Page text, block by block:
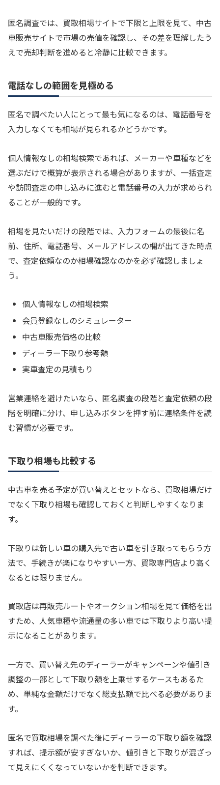
匿名調査では、買取相場サイトで下限と上限を見て、中古
車販売サイトで市場の売値を確認し、その差を理解したう
えで売却判断を進めると冷静に比較できます。
電話なしの範囲を見極める
匿名で調べたい人にとって最も気になるのは、電話番号を
入力しなくても相場が見られるかどうかです。
個人情報なしの相場検索であれば、メーカーや車種などを
選ぶだけで概算が表示される場合がありますが、一括査定
や訪問査定の申し込みに進むと電話番号の入力が求められ
ることが一般的です。
相場を見たいだけの段階では、入力フォームの最後に名
前、住所、電話番号、メールアドレスの欄が出てきた時点
で、査定依頼なのか相場確認なのかを必ず確認しましょ
う。
個人情報なしの相場検索
会員登録なしのシミュレーター
中古車販売価格の比較
ディーラー下取り参考額
実車査定の見積もり
営業連絡を避けたいなら、匿名調査の段階と査定依頼の段
階を明確に分け、申し込みボタンを押す前に連絡条件を読
む習慣が必要です。
下取り相場も比較する
中古車を売る予定が買い替えとセットなら、買取相場だけ
でなく下取り相場も確認しておくと判断しやすくなりま
す。
下取りは新しい車の購入先で古い車を引き取ってもらう方
法で、手続きが楽になりやすい一方、買取専門店より高く
なるとは限りません。
買取店は再販売ルートやオークション相場を見て価格を出
すため、人気車種や流通量の多い車では下取りより高い提
示になることがあります。
一方で、買い替え先のディーラーがキャンペーンや値引き
調整の一部として下取り額を上乗せするケースもあるた
め、単純な金額だけでなく総支払額で比べる必要がありま
す。
匿名で買取相場を調べた後にディーラーの下取り額を確認
すれば、提示額が安すぎないか、値引きと下取りが混ざっ
て見えにくくなっていないかを判断できます。